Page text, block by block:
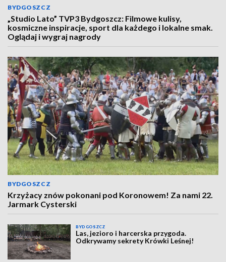
BYDGOSZCZ
„Studio Lato” TVP3 Bydgoszcz: Filmowe kulisy,
kosmiczne inspiracje, sport dla każdego i lokalne smak.
Oglądaj i wygraj nagrody
BYDGOSZCZ
Krzyżacy znów pokonani pod Koronowem! Za nami 22.
Jarmark Cysterski
BYDGOSZCZ
Las, jezioro i harcerska przygoda.
Odkrywamy sekrety Krówki Leśnej!